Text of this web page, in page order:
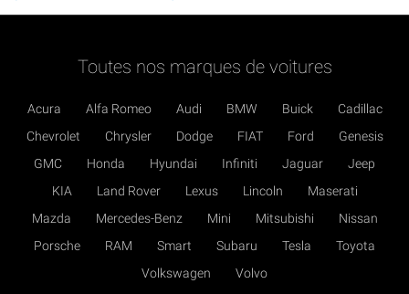
Toutes nos marques de voitures
Acura Alfa Romeo Audi BMW Buick
Cadillac
Chevrolet
Chrysler Dodge FIAT Ford
Genesis
GMC
Honda Hyundai Infiniti Jaguar
Jeep
KIA
Land Rover Lexus Lincoln
Maserati
Mazda
Mercedes-Benz Mini Mitsubishi
Nissan
Porsche
RAM Smart Subaru Tesla
Toyota
Volkswagen
Volvo